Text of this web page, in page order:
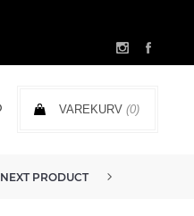
VAREKURV (0)
NEXT PRODUCT